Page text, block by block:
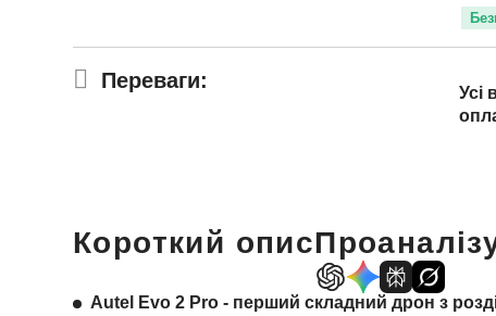
Переваги:
Усі
Короткий опис
Autel Evo 2 Pro - перший складний дрон з